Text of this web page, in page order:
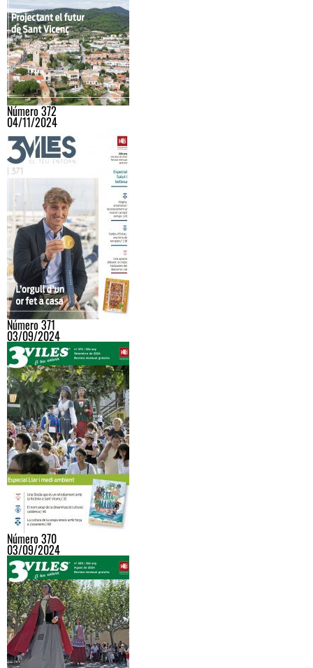
Número 372
04/11/2024
Número 371
03/09/2024
Número 370
03/09/2024